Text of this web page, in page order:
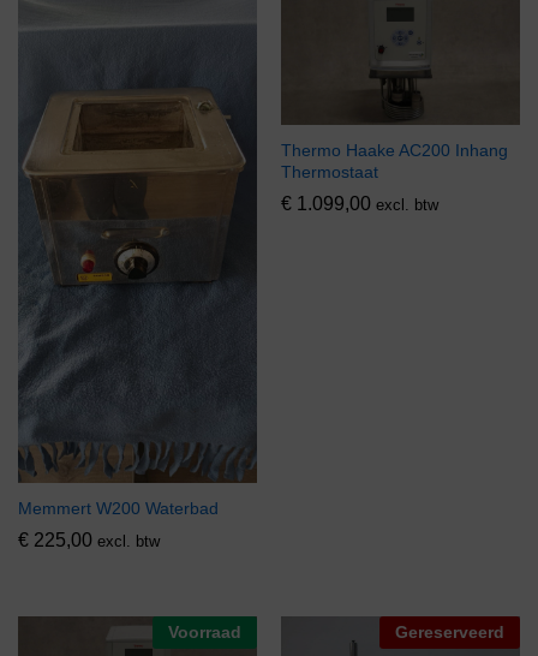
Memmert W200 Waterbad
€ 225,00 excl. btw
Thermo Haake AC200 Inhang
Thermostaat
€ 1.099,00 excl. btw
Voorraad Gereserveerd